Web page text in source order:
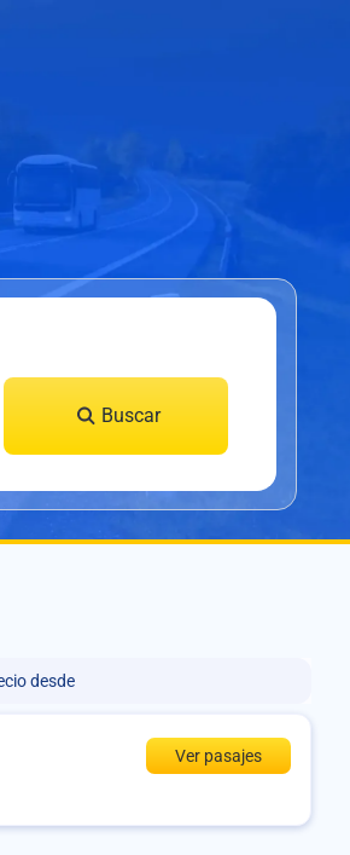
Buscar
desde
Ver pasajes